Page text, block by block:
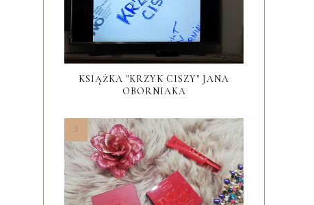
KSIĄŻKA "KRZYK CISZY" JANA
OBORNIAKA